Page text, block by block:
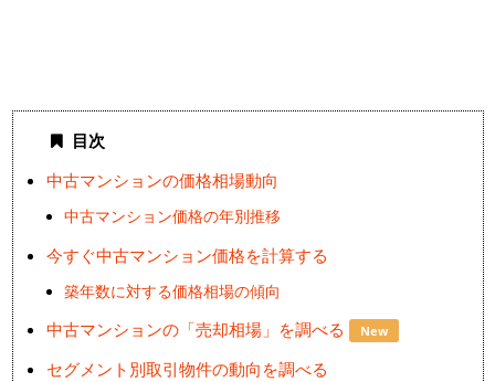
目次
中古マンションの価格相場動向
中古マンション価格の年別推移
今すぐ中古マンション価格を計算する
築年数に対する価格相場の傾向
中古マンションの「売却相場」を調べる New
セグメント別取引物件の動向を調べる